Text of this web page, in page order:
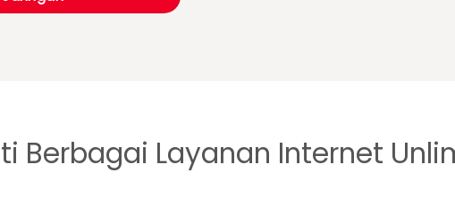
Berbagai Layanan Internet